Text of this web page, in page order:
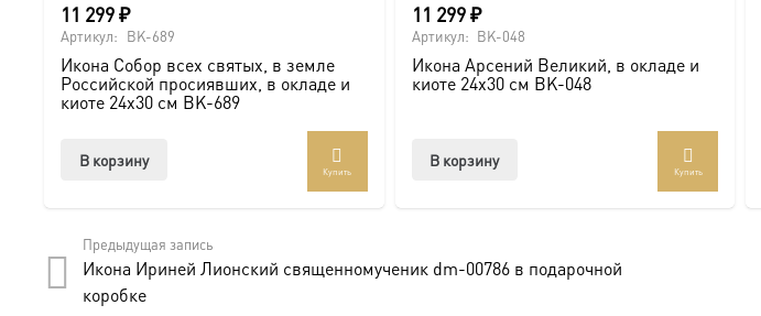
11 299₽
Артикул: BK-689
Икона Собор всех святых, в земле
Российской просиявших, в окладе и
киоте 24х30 см BK-689
В корзину
Купить
11 299₽
Артикул: BK-048
Икона Арсений Великий, в окладе и
киоте 24х30 см BK-048
В корзину
Купить
Предыдущая запись
Икона Ириней Лионский cвященномученик dm-00786 в подарочной
коробке